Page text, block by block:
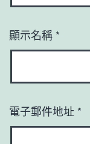
顯示名稱 *
電子郵件地址 *